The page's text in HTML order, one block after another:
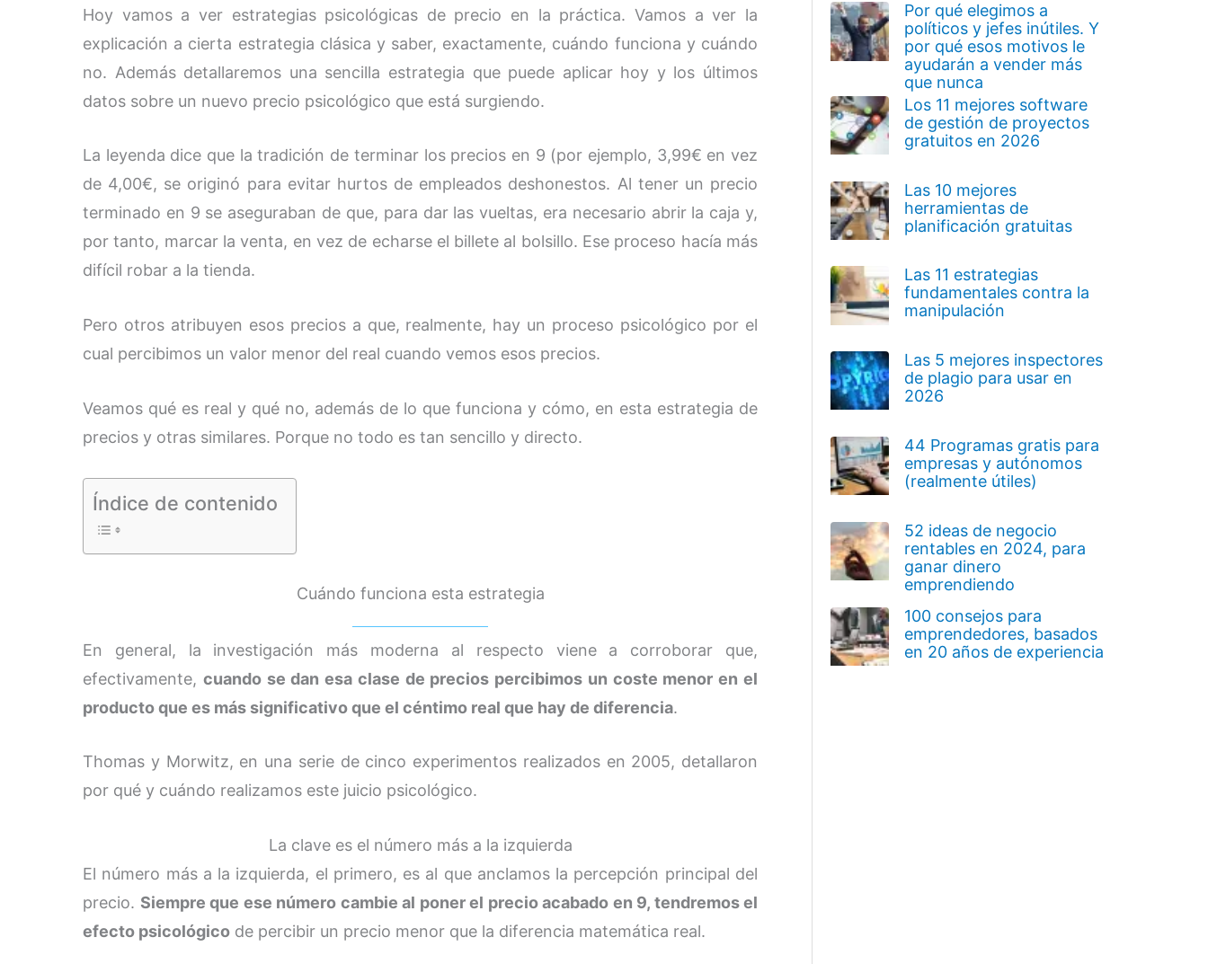
Hoy vamos a ver estrategias psicológicas de precio en la práctica. Vamos a ver la
explicación a cierta estrategia clásica y saber, exactamente, cuándo funciona y cuándo
no. Además detallaremos una sencilla estrategia que puede aplicar hoy y los últimos
datos sobre un nuevo precio psicológico que está surgiendo.
La leyenda dice que la tradición de terminar los precios en 9 (por ejemplo, 3,99€ en vez
de 4,00€, se originó para evitar hurtos de empleados deshonestos. Al tener un precio
terminado en 9 se aseguraban de que, para dar las vueltas, era necesario abrir la caja y,
por tanto, marcar la venta, en vez de echarse el billete al bolsillo. Ese proceso hacía más
difícil robar a la tienda.
Pero otros atribuyen esos precios a que, realmente, hay un proceso psicológico por el
cual percibimos un valor menor del real cuando vemos esos precios.
Veamos qué es real y qué no, además de lo que funciona y cómo, en esta estrategia de
precios y otras similares. Porque no todo es tan sencillo y directo.
Índice de contenido
Cuándo funciona esta estrategia
En general, la investigación más moderna al respecto viene a corroborar que,
efectivamente, cuando se dan esa clase de precios percibimos un coste menor en el
producto que es más significativo que el céntimo real que hay de diferencia.
Thomas y Morwitz, en una serie de cinco experimentos realizados en 2005, detallaron
por qué y cuándo realizamos este juicio psicológico.
La clave es el número más a la izquierda
El número más a la izquierda, el primero, es al que anclamos la percepción principal del
precio. Siempre que ese número cambie al poner el precio acabado en 9, tendremos el
efecto psicológico de percibir un precio menor que la diferencia matemática real.
Por qué elegimos a
políticos y jefes inútiles. Y
por qué esos motivos le
ayudarán a vender más
que nunca
Los 11 mejores software
de gestión de proyectos
gratuitos en 2026
Las 10 mejores
herramientas de
planificación gratuitas
Las 11 estrategias
fundamentales contra la
manipulación
Las 5 mejores inspectores
de plagio para usar en
2026
44 Programas gratis para
empresas y autónomos
(realmente útiles)
52 ideas de negocio
rentables en 2024, para
ganar dinero
emprendiendo
100 consejos para
emprendedores, basados
en 20 años de experiencia